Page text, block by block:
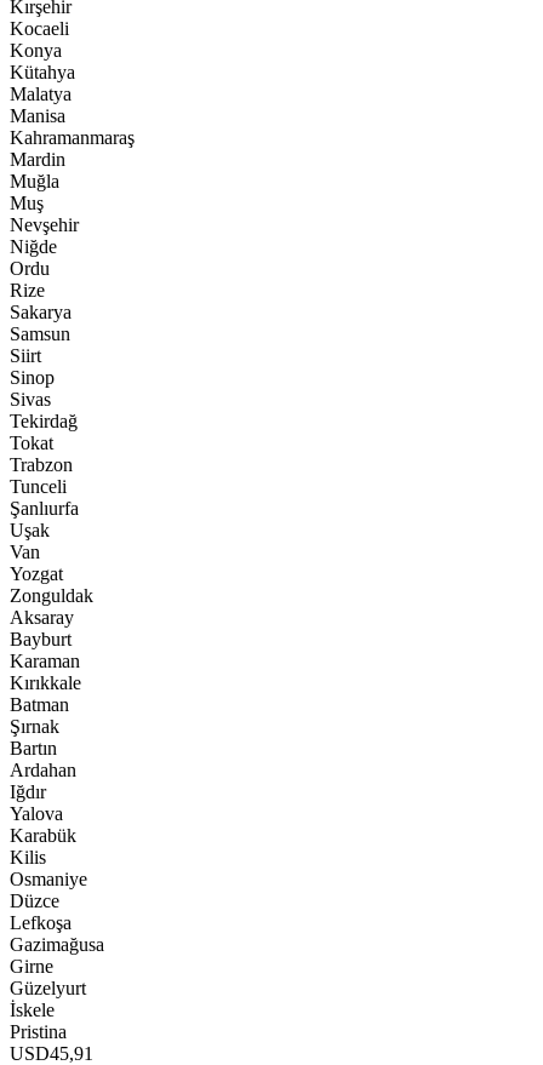
Kırşehir
Kocaeli
Konya
Kütahya
Malatya
Manisa
Kahramanmaraş
Mardin
Muğla
Muş
Nevşehir
Niğde
Ordu
Rize
Sakarya
Samsun
Siirt
Sinop
Sivas
Tekirdağ
Tokat
Trabzon
Tunceli
Şanlıurfa
Uşak
Van
Yozgat
Zonguldak
Aksaray
Bayburt
Karaman
Kırıkkale
Batman
Şırnak
Bartın
Ardahan
Iğdır
Yalova
Karabük
Kilis
Osmaniye
Düzce
Lefkoşa
Gazimağusa
Girne
Güzelyurt
İskele
Pristina
USD45,91